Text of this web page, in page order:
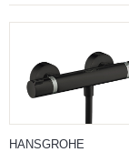
HANSGROHE